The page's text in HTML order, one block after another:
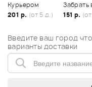
Курьером
201 р. (от 5 д.)
Забрать
151 р.
Введите ваш город
варианты доставки